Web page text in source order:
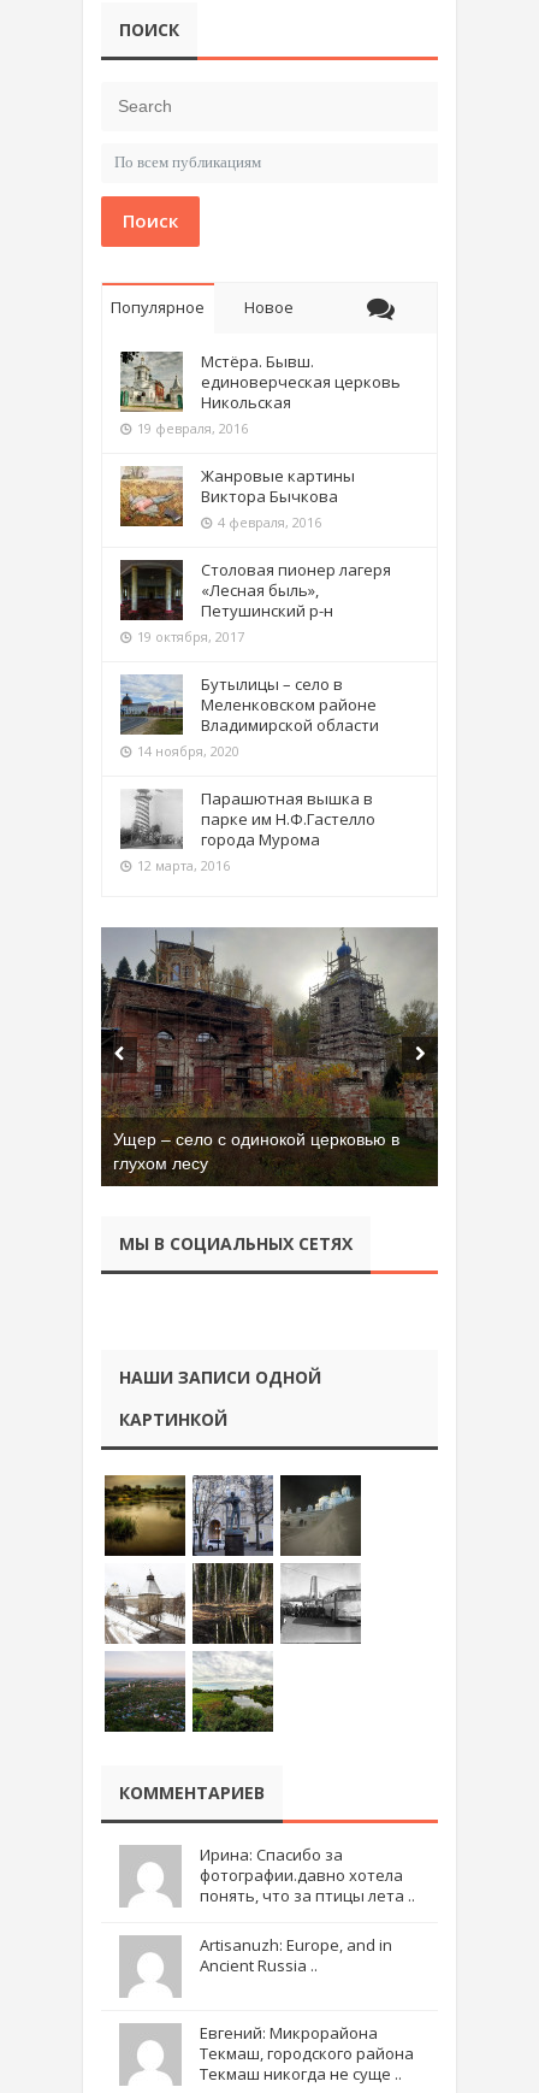
ПОИСК
Поиск
Популярное Новое
Мстёра. Бывш.
единоверческая церковь
Никольская
19 февраля, 2016
Жанровые картины
Виктора Бычкова
4 февраля, 2016
Столовая пионер лагеря
«Лесная быль»,
Петушинский р-н
19 октября, 2017
Бутылицы – село в
Меленковском районе
Владимирской области
14 ноября, 2020
Парашютная вышка в
парке им Н.Ф.Гастелло
города Мурома
12 марта, 2016
Ущер – село с одинокой церковью в
глухом лесу
МЫ В СОЦИАЛЬНЫХ СЕТЯХ
НАШИ ЗАПИСИ ОДНОЙ
КАРТИНКОЙ
КОММЕНТАРИЕВ
Ирина: Спасибо за
фотографии.давно хотела
понять, что за птицы лета ..
Artisanuzh: Europe, and in
Ancient Russia ..
Евгений: Микрорайона
Текмаш, городского района
Текмаш никогда не суще ..